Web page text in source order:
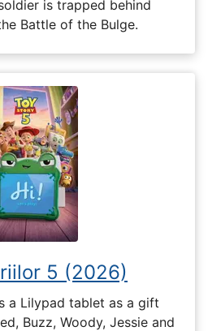
is trapped behind
Battle of the Bulge.
5 (2026)
a Lilypad tablet as a gift
Buzz, Woody, Jessie and